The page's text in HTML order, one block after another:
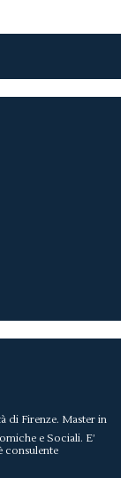
di Firenze. Master in
e Sociali. E’
consulente